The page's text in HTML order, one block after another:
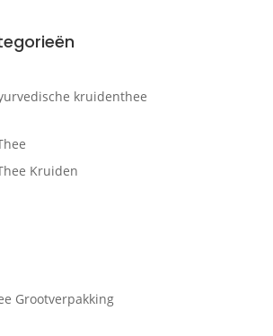
kruidenthee
Kruiden
Grootverpakking